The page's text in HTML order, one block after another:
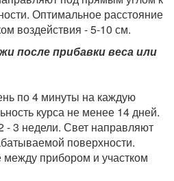
Оптимальное расстояние
воздействия - 5-10 см.
после прибавки веса или
по 4 минуты на каждую
курса не менее 14 дней.
- 3 недели. Свет направляют
поверхности.
прибором и участком